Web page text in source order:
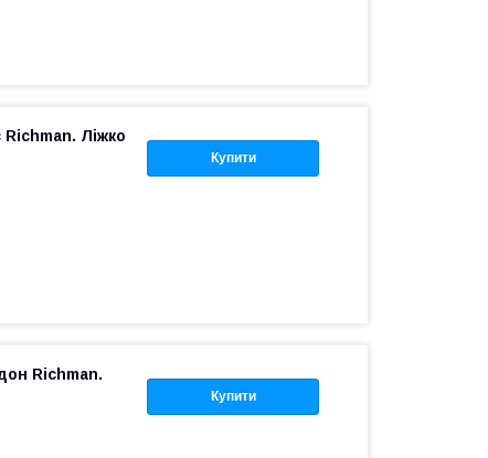
Купити
Ліжко
Купити
Richman.